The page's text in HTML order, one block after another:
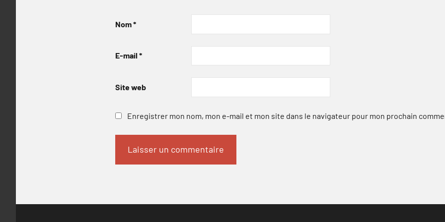
Nom*
E-mail *
Site web
Enregistrer mon nom, mon e-mail et mon site dans le navigateur pour mon prochain